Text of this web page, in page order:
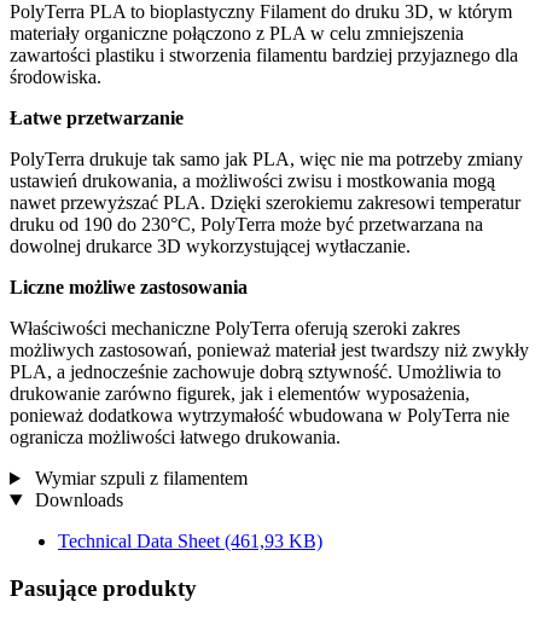
PolyTerra PLA to bioplastyczny Filament do druku 3D, w którym
materiały organiczne połączono z PLA w celu zmniejszenia
zawartości plastiku i stworzenia filamentu bardziej przyjaznego dla
środowiska.
Łatwe przetwarzanie
PolyTerra drukuje tak samo jak PLA, więc nie ma potrzeby zmiany
ustawień drukowania, a możliwości zwisu i mostkowania mogą
nawet przewyższać PLA. Dzięki szerokiemu zakresowi temperatur
druku od 190 do 230°C, PolyTerra może być przetwarzana na
dowolnej drukarce 3D wykorzystującej wytłaczanie.
Liczne możliwe zastosowania
Właściwości mechaniczne PolyTerra oferują szeroki zakres
możliwych zastosowań, ponieważ materiał jest twardszy niż zwykły
PLA, a jednocześnie zachowuje dobrą sztywność. Umożliwia to
drukowanie zarówno figurek, jak i elementów wyposażenia,
ponieważ dodatkowa wytrzymałość wbudowana w PolyTerra nie
ogranicza możliwości łatwego drukowania.
Wymiar szpuli z filamentem
Downloads
Technical Data Sheet (461,93 KB)
Pasujące produkty